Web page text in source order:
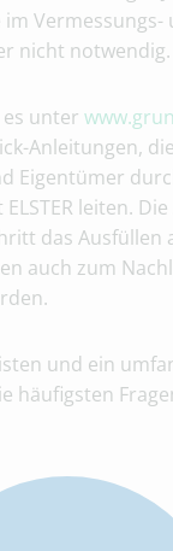
Vermessungs-
nicht notwendig.
unter
Anleitungen,
Eigentümer
leiten.
das Ausfüllen
auch zum
und ein
häufigsten